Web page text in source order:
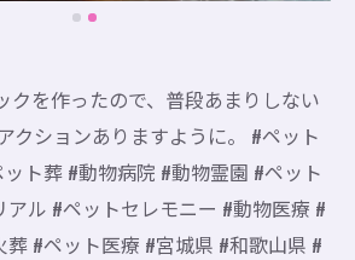
クを作ったので、普段あまりしない
クションありますように。 #ペット
ト葬 #動物病院 #動物霊園 #ペット
ル #ペットセレモニー #動物医療 #
#ペット医療 #宮城県 #和歌山県 #